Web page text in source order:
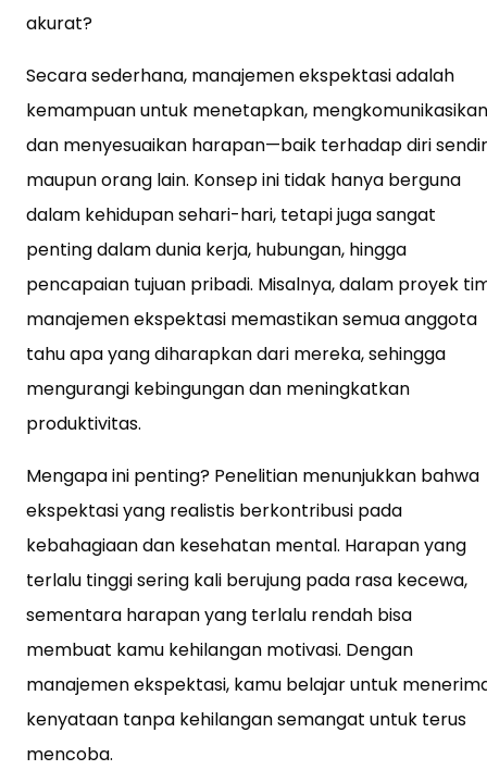
akurat?
Secara sederhana, manajemen ekspektasi adalah
kemampuan untuk menetapkan,
dan menyesuaikan harapan—baik terhadap diri
maupun orang lain. Konsep ini tidak hanya berguna
dalam kehidupan sehari-hari, tetapi juga sangat
penting dalam dunia kerja, hubungan, hingga
pencapaian tujuan pribadi. Misalnya, dalam proyek
manajemen ekspektasi memastikan semua anggota
tahu apa yang diharapkan dari mereka, sehingga
mengurangi kebingungan dan meningkatkan
produktivitas.
Mengapa ini penting? Penelitian menunjukkan bahwa
ekspektasi yang realistis berkontribusi pada
kebahagiaan dan kesehatan mental. Harapan yang
terlalu tinggi sering kali berujung pada rasa kecewa,
sementara harapan yang terlalu rendah bisa
membuat kamu kehilangan motivasi. Dengan
manajemen ekspektasi, kamu belajar untuk
kenyataan tanpa kehilangan semangat untuk terus
mencoba.